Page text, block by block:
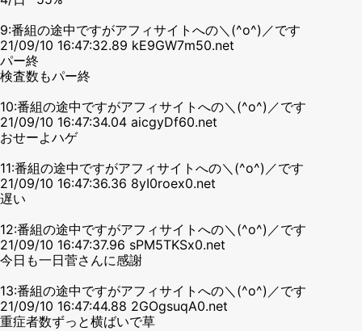
9:番組の途中ですがアフィサイトへの＼(^o^)／です
21/09/10 16:47:32.89 kE9GW7m50.net
パー終
検査数もパー終
10:番組の途中ですがアフィサイトへの＼(^o^)／です
21/09/10 16:47:34.04 aicgyDf60.net
おせーよハゲ
11:番組の途中ですがアフィサイトへの＼(^o^)／です
21/09/10 16:47:36.36 8yI0roex0.net
遅い
12:番組の途中ですがアフィサイトへの＼(^o^)／です
21/09/10 16:47:37.96 sPM5TKSx0.net
今日も一日菅さんに感謝
13:番組の途中ですがアフィサイトへの＼(^o^)／です
21/09/10 16:47:44.88 2GOgsuqA0.net
重症者数ずっと横ばいで草